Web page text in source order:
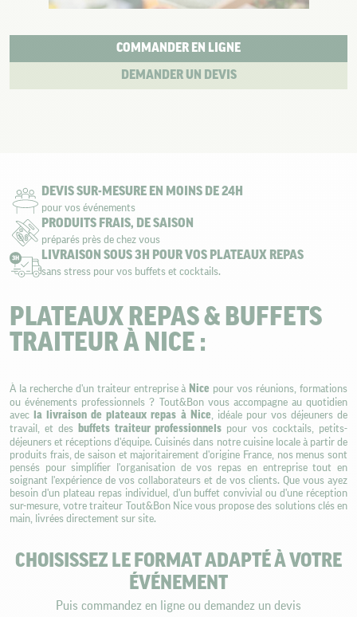
COMMANDER EN LIGNE
DEMANDER UN DEVIS
DEVIS SUR-MESURE EN MOINS DE 24H
pour vos événements
PRODUITS FRAIS, DE SAISON
préparés près de chez vous
LIVRAISON SOUS 3H POUR VOS PLATEAUX REPAS
sans stress pour vos buffets et cocktails.
PLATEAUX REPAS & BUFFETS
TRAITEUR À NICE :
À la recherche d'un traiteur entreprise à Nice pour vos réunions, formations
ou événements professionnels ? Tout&Bon vous accompagne au quotidien
avec la livraison de plateaux repas à Nice, idéale pour vos déjeuners de
travail, et des buffets traiteur professionnels pour vos cocktails, petits-
déjeuners et réceptions d'équipe. Cuisinés dans notre cuisine locale à partir de
produits frais, de saison et majoritairement d'origine France, nos menus sont
pensés pour simplifier l'organisation de vos repas en entreprise tout en
soignant l'expérience de vos collaborateurs et de vos clients. Que vous ayez
besoin d'un plateau repas individuel, d'un buffet convivial ou d'une réception
sur-mesure, votre traiteur Tout&Bon Nice vous propose des solutions clés en
main, livrées directement sur site.
CHOISISSEZ LE FORMAT ADAPTÉ À VOTRE
ÉVÉNEMENT
Puis commandez en ligne ou demandez un devis